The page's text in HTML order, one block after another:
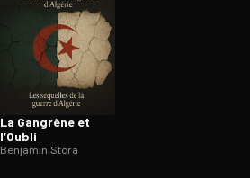
La Gangrène et
l’Oubli
Benjamin Stora